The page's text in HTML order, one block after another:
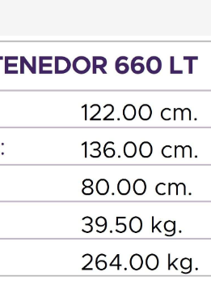
S/ 990.00.
S/